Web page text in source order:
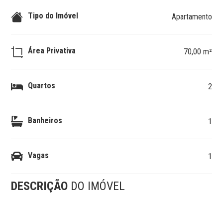
Tipo do Imóvel Apartamento
Área Privativa 70,00 m²
Quartos 2
Banheiros 1
Vagas 1
DESCRIÇÃO DO IMÓVEL